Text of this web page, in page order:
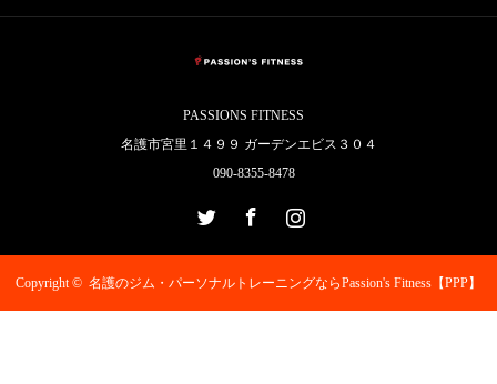
PASSIONS FITNESS
名護市宮里１４９９ ガーデンエビス３０４
090-8355-8478
Copyright © 名護のジム・パーソナルトレーニングならPassion's Fitness【PPP】